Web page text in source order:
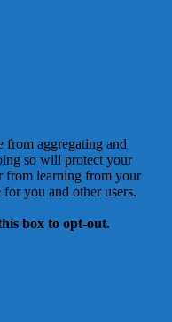
from aggregating and
so will protect your
from learning from your
you and other users.
box to opt-out.